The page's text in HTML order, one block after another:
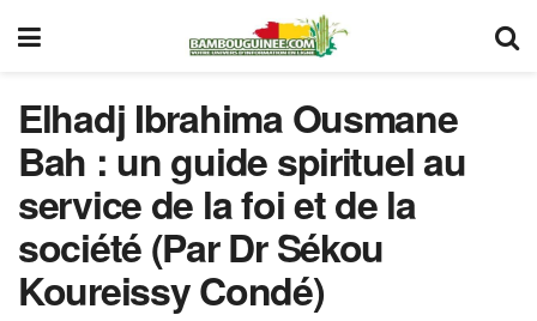
Elhadj Ibrahima Ousmane
Bah : un guide spirituel au
service de la foi et de la
société (Par Dr Sékou
Koureissy Condé)